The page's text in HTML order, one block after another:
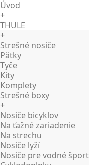
Úvod
+
THULE
+
Strešné nosiče
Pätky
Tyče
Kity
Komplety
Strešné boxy
+
Nosiče bicyklov
Na ťažné zariadenie
Na strechu
Nosiče lyží
Nosiče pre vodné